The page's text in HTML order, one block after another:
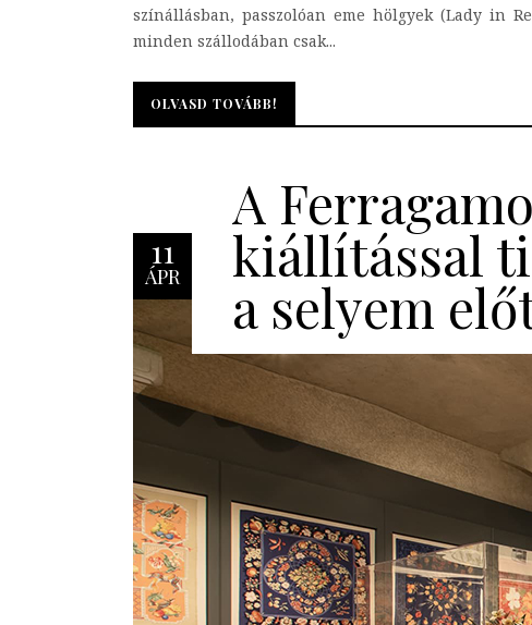
színállásban, passzolóan eme hölgyek (Lady in
minden szállodában csak...
OLVASD TOVÁBB!
OLVASD TOVÁBB!
11
ÁPR
A Ferragamo
kiállítással
a selyem